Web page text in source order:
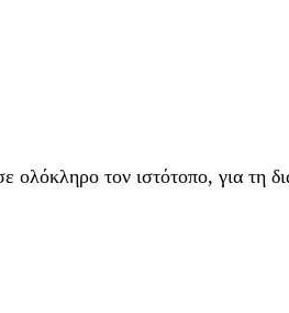
τον ιστότοπο, για τη